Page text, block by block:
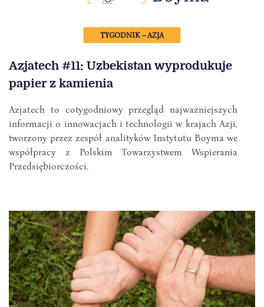
TYGODNIK – AZJA
Azjatech #11: Uzbekistan wyprodukuje
papier z kamienia
Azjatech to cotygodniowy przegląd najważniejszych
informacji o innowacjach i technologii w krajach Azji,
tworzony przez zespół analityków Instytutu Boyma we
współpracy z Polskim Towarzystwem Wspierania
Przedsiębiorczości.